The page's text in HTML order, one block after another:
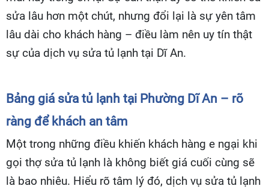
sửa lâu hơn một chút, nhưng đổi lại là sự yên tâm
lâu dài cho khách hàng – điều làm nên uy tín thật
sự của dịch vụ sửa tủ lạnh tại Dĩ An.
Bảng giá sửa tủ lạnh tại Phường Dĩ An – rõ
ràng để khách an tâm
Một trong những điều khiến khách hàng e ngại khi
gọi thợ sửa tủ lạnh là không biết giá cuối cùng sẽ
là bao nhiêu. Hiểu rõ tâm lý đó, dịch vụ sửa tủ lạnh